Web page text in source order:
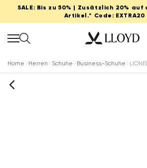
SALE: Bis zu 50% | Zusätzlich 20%
Artikel.* Code: EXTRA20
Home Herren Schuhe Business-Schuhe